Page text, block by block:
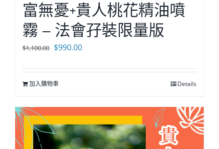
富無憂+貴人桃花精油噴
霧 – 法會孖裝限量版
$1,100.00 原
價
格：
$990.00目
價
加入購物車 Details